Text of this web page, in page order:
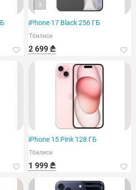
3
iPhone 17 Black 256 ГБ
Тбилиси
2 699 ₾
iPhone 15 Pink 128 ГБ
Тбилиси
1 999 ₾